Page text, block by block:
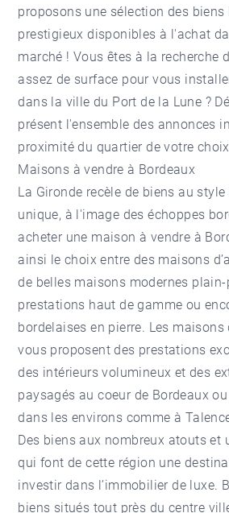
proposons une sélection des biens
prestigieux disponibles à l'achat
marché ! Vous êtes à la recherche
assez de surface pour vous
dans la ville du Port de la Lune ?
présent l'ensemble des annonces
proximité du quartier de votre
Maisons à vendre à Bordeaux
La Gironde recèle de biens au
unique, à l'image des échoppes
acheter une maison à vendre à
ainsi le choix entre des maisons
de belles maisons modernes plain-
prestations haut de gamme ou
bordelaises en pierre. Les maisons
vous proposent des prestations
des intérieurs volumineux et des
paysagés au coeur de Bordeaux
dans les environs comme à
Des biens aux nombreux atouts et
qui font de cette région une
investir dans l’immobilier de luxe.
biens situés tout près du centre